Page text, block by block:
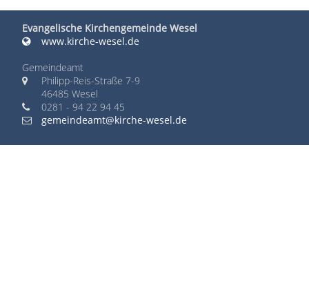
Evangelische Kirchengemeinde Wesel
www.kirche-wesel.de
Gemeindeamt
Philipp-Reis-Straße 7-9
46485 Wesel
0281 - 94 22 94 45
gemeindeamt@kirche-wesel.de